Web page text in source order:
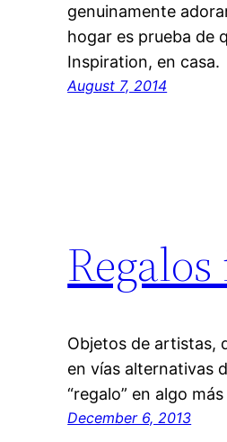
genuinamente
hogar es prueba de
Inspiration, en casa.
August 7, 2014
Objetos de artistas,
en vías alternativas
“regalo” en algo
December 6, 2013